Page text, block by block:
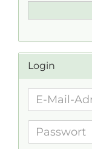
Login
E-
Adresse
Passwort